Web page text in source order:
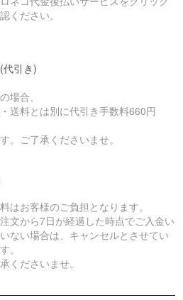
ください。
代引き)
場合、
送料とは別に代引き手数料660円
。ご了承くださいませ。
はお客様のご負担となります。
文から7日が経過した時点でご入金い
ない場合は、キャンセルとさせてい
。
くださいませ。